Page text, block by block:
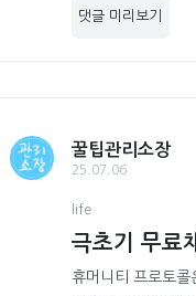
댓글 미리보기
꿀팁관리소장
25.07.06
life
극초기 무료
휴머니티 프로토콜